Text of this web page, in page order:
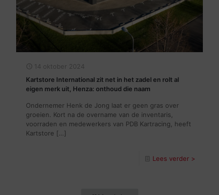
14 oktober 2024
Kartstore International zit net in het zadel en rolt al
eigen merk uit, Henza: onthoud die naam
Ondernemer Henk de Jong laat er geen gras over
groeien. Kort na de overname van de inventaris,
voorraden en medewerkers van PDB Kartracing, heeft
Kartstore […]
Lees verder >